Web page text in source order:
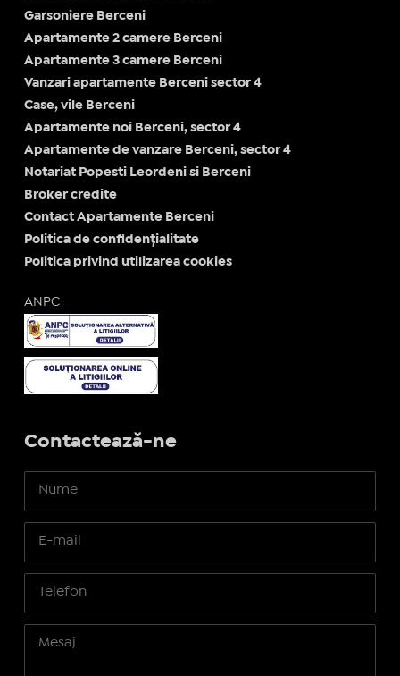
Garsoniere Berceni
Apartamente 2 camere Berceni
Apartamente 3 camere Berceni
Vanzari apartamente Berceni sector 4
Case, vile Berceni
Apartamente noi Berceni, sector 4
Apartamente de vanzare Berceni, sector 4
Notariat Popesti Leordeni si Berceni
Broker credite
Contact Apartamente Berceni
Politica de confidențialitate
Politica privind utilizarea cookies
ANPC
Contactează-ne